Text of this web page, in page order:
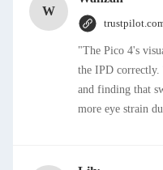
W
"The Pico 4's
the IPD correctly.
and finding that
more eye strain
IPD correctly.